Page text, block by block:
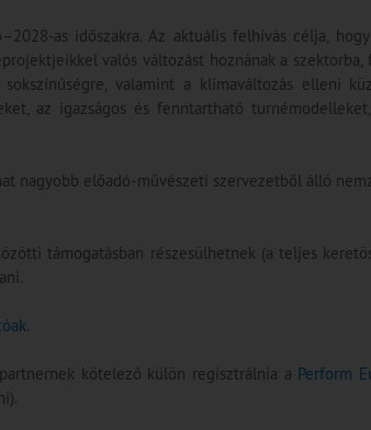
as időszakra. Az aktuális felhívás célja,
valós változást hoznának a szektorba,
valamint a klímaváltozás elleni
az igazságos és fenntartható
nagyobb előadó-művészeti szervezetből álló
támogatásban részesülhetnek (a teljes
.
kötelező külön regisztrálnia a Perform